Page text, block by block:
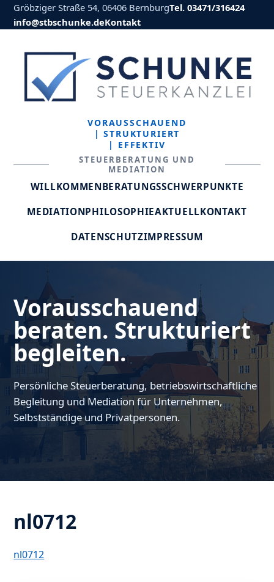
Gröbziger Straße 54, 06406 BernburgTel. 03471/316424
info@stbschunke.deKontakt
VORAUSSCHAUEND
| STRUKTURIERT
| EFFEKTIV
STEUERBERATUNG UND
MEDIATION
WILLKOMMENBERATUNGSSCHWERPUNKTE
MEDIATIONPHILOSOPHIEAKTUELLKONTAKT
DATENSCHUTZIMPRESSUM
Vorausschauend
beraten. Strukturiert
begleiten.
Persönliche Steuerberatung, betriebswirtschaftliche
Begleitung und Mediation für Unternehmen,
Selbstständige und Privatpersonen.
nl0712
nl0712